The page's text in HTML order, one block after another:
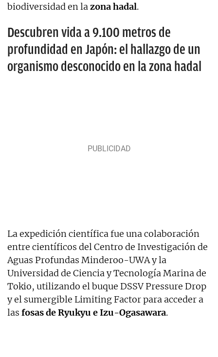
biodiversidad en lazona hadal.
Descubren vida a 9.100 metros de
profundidad en Japón: el hallazgo de un
organismo desconocido en la zona hadal
La expedición científica fue una colaboración
entre científicos del Centro de Investigación de
Aguas Profundas Minderoo-UWA y la
Universidad de Ciencia y Tecnología Marina de
Tokio, utilizando el buque DSSV Pressure Drop
y el sumergible Limiting Factor para acceder a
las fosas de Ryukyu e Izu-Ogasawara.